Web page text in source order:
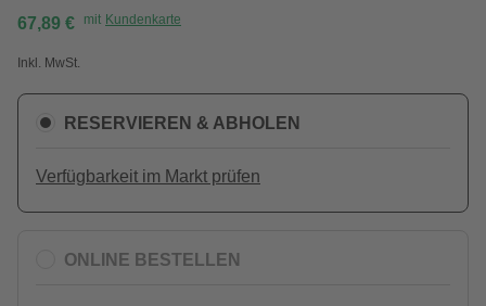
67,89 € mit Kundenkarte
Inkl. MwSt.
RESERVIEREN & ABHOLEN
Verfügbarkeit im Markt prüfen
ONLINE BESTELLEN